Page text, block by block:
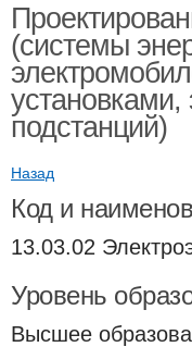
(системы
установками,
подстанций)
Назад
Код и
13.03.02
Уровень
Высшее